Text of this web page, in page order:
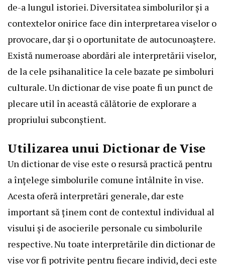
de-a lungul istoriei. Diversitatea simbolurilor și a
contextelor onirice face din interpretarea viselor o
provocare, dar și o oportunitate de autocunoaștere.
Există numeroase abordări ale interpretării viselor,
de la cele psihanalitice la cele bazate pe simboluri
culturale. Un dictionar de vise poate fi un punct de
plecare util în această călătorie de explorare a
propriului subconștient.
Utilizarea unui Dictionar de Vise
Un dictionar de vise este o resursă practică pentru
a înțelege simbolurile comune întâlnite în vise.
Acesta oferă interpretări generale, dar este
important să ținem cont de contextul individual al
visului și de asocierile personale cu simbolurile
respective. Nu toate interpretările din dictionar de
vise vor fi potrivite pentru fiecare individ, deci este